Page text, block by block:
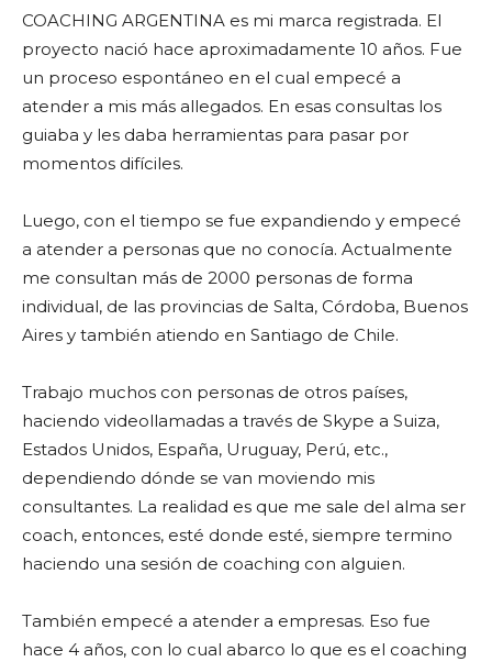
COACHING ARGENTINA es mi marca registrada. El
proyecto nació hace aproximadamente 10 años. Fue
un proceso espontáneo en el cual empecé a
atender a mis más allegados. En esas consultas los
guiaba y les daba herramientas para pasar por
momentos difíciles.
Luego, con el tiempo se fue expandiendo y empecé
a atender a personas que no conocía. Actualmente
me consultan más de 2000 personas de forma
individual, de las provincias de Salta, Córdoba, Buenos
Aires y también atiendo en Santiago de Chile.
Trabajo muchos con personas de otros países,
haciendo videollamadas a través de Skype a Suiza,
Estados Unidos, España, Uruguay, Perú, etc.,
dependiendo dónde se van moviendo mis
consultantes. La realidad es que me sale del alma ser
coach, entonces, esté donde esté, siempre termino
haciendo una sesión de coaching con alguien.
También empecé a atender a empresas. Eso fue
hace 4 años, con lo cual abarco lo que es el coaching